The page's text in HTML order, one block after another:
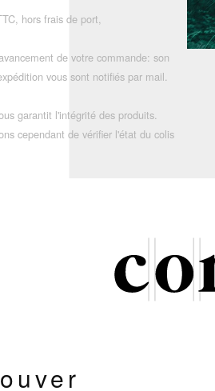
hors frais de port,
de votre commande: son
vous sont notifiés par mail.
garantit l'intégrité des produits.
cependant de vérifier l'état du colis